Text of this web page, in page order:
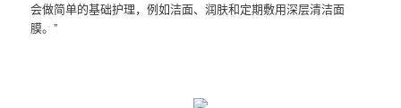
会做简单的基础护理，例如洁面、润肤和定期敷用深层清洁面
膜。”